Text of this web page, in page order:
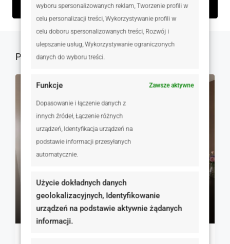
wyboru spersonalizowanych reklam, Tworzenie profili w
celu personalizacji treści, Wykorzystywanie profili w
celu doboru spersonalizowanych treści, Rozwój i
ulepszanie usług, Wykorzystywanie ograniczonych
danych do wyboru treści.
Funkcje Zawsze aktywne
Dopasowanie i łączenie danych z
innych źródeł, Łączenie różnych
urządzeń, Identyfikacja urządzeń na
podstawie informacji przesyłanych
automatycznie.
Użycie dokładnych danych
geolokalizacyjnych, Identyfikowanie
urządzeń na podstawie aktywnie żądanych
informacji.
Wyślij zapytanie
Podobne oferty
NA SPRZEDAŻ RYNEK WTÓRNY
530 000 zł
11 277 zł